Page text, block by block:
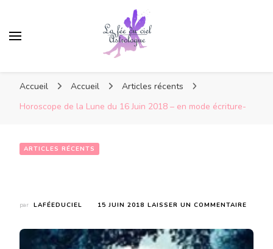
Accueil Accueil
Articles récents
Horoscope de la Lune du 16 Juin 2018 – en mode écriture-
ARTICLES RÉCENTS
par LAFÉEDUCIEL 15 JUIN 2018 LAISSER UN COMMENTAIRE